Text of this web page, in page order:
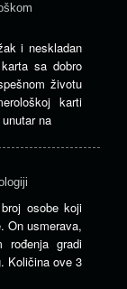
i neskladan
sa dobro
životu
karti
na
osobe koji
On usmerava,
rođenja gradi
Količina ove 3